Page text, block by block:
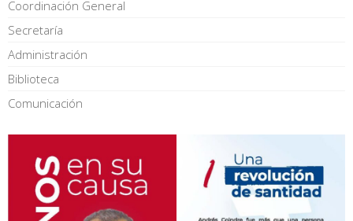
Coordinación General
Secretaría
Administración
Biblioteca
Comunicación